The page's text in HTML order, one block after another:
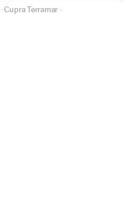
·Cupra Terramar ·